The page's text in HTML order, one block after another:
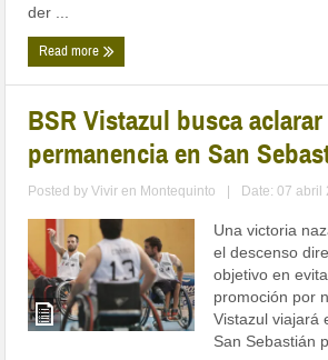
der ...
Read more
BSR Vistazul busca
permanencia en San
Posted byVivir en Montequinto Date: 07 abril
Una victoria
el descenso
objetivo en
promoción por
Vistazul viajará
San Sebastián